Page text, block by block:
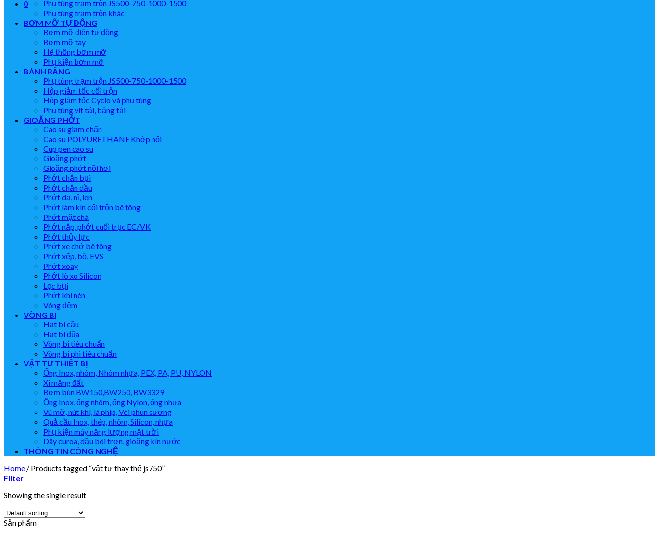
0
Phụ tùng trạm trộn JS500-750-1000-1500
Phụ tùng trạm trộn khác
BƠM MỠ TỰ ĐỘNG
Bơm mỡ điện tự động
Bơm mỡ tay
Hệ thống bơm mỡ
Phụ kiện bơm mỡ
BÁNH RĂNG
Phụ tùng trạm trộn JS500-750-1000-1500
Hộp giảm tốc cối trộn
Hộp giảm tốc Cyclo và phụ tùng
Phụ tùng vít tải, băng tải
GIOĂNG PHỚT
Cao su giảm chấn
Cao su POLYURETHANE Khớp nối
Cup pen cao su
Gioăng phớt
Gioăng phớt nồi hơi
Phớt chắn bụi
Phớt chắn dầu
Phớt dạ, nỉ, len
Phớt làm kín cối trộn bê tông
Phớt mặt chà
Phớt nắp, phớt cuối trục EC/VK
Phớt thủy lực
Phớt xe chở bê tông
Phớt xếp, bộ, EVS
Phớt xoay
Phớt lò xo Silicon
Lọc bụi
Phớt khí nén
Vòng đệm
VÒNG BI
Hạt bi cầu
Hạt bi đũa
Vòng bi tiêu chuẩn
Vòng bi phi tiêu chuẩn
VẬT TƯ THIẾT BỊ
Ống Inox, nhôm, Nhôm nhựa, PEX, PA, PU, NYLON
Xi măng đất
Bơm bùn BW150,BW250, BW3329
Ống Inox, ống nhôm, ống Nylon, ống nhựa
Vú mỡ, nút khí, lá phíp, Vòi phun sương
Quả cầu Inox, thép, nhôm, Silicon, nhựa
Phụ kiện máy năng lượng mặt trời
Dây curoa, dầu bôi trơn, gioăng kín nước
THÔNG TIN CÔNG NGHỆ
Home / Products tagged “vật tư thay thế js750”
Filter
Showing the single result
Sản phẩm